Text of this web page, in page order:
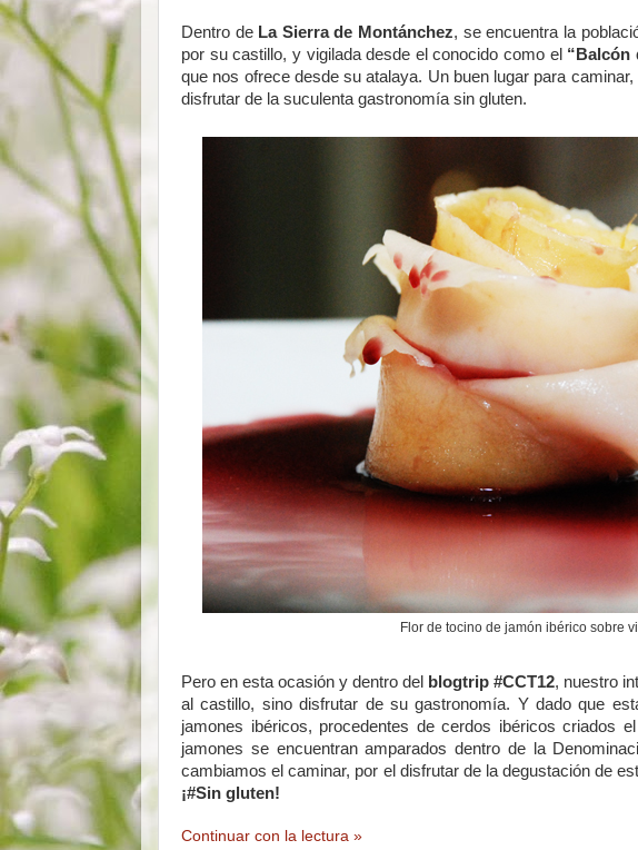
Dentro de La Sierra de Montánchez, se encuentra la
por su castillo, y vigilada desde el conocido como el “Balcón
que nos ofrece desde su atalaya. Un buen lugar para
disfrutar de la suculenta gastronomía sin gluten.
Flor de tocino de jamón ibérico sobre
Pero en esta ocasión y dentro del blogtrip #CCT12, nuestro
al castillo, sino disfrutar de su gastronomía. Y dado que
jamones ibéricos, procedentes de cerdos ibéricos criados
jamones se encuentran amparados dentro de la
cambiamos el caminar, por el disfrutar de la degustación de
¡#Sin gluten!
Continuar con la lectura »